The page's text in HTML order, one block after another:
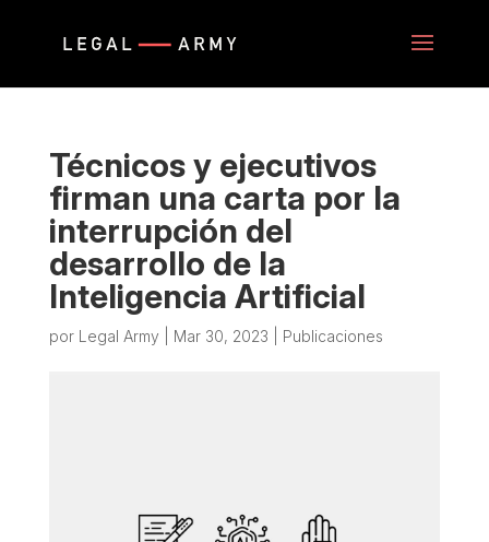
Técnicos y ejecutivos
firman una carta por la
interrupción del
desarrollo de la
Inteligencia Artificial
por Legal Army Mar 30, 2023 Publicaciones